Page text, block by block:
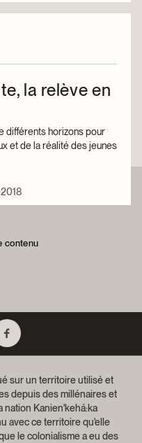
la relève en
différents horizons pour
et de la réalité des jeunes
contenu
sur un territoire utilisé et
depuis des millénaires et
nation Kanien'kehá:ka
avec ce territoire qu'elle
le colonialisme a eu des